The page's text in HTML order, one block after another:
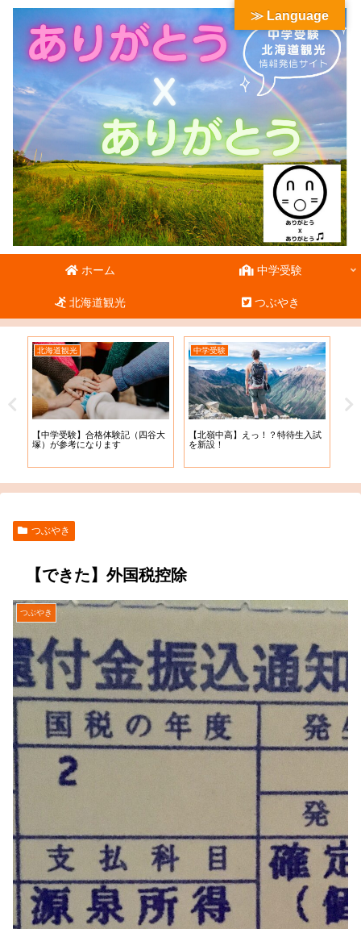
ホーム 中学受験
北海道観光 つぶやき
北海道観光
【中学受験】合格体験記（四谷大
塚）が参考になります
中学受験
【北嶺中高】えっ！？特待生入試
を新設！
つぶやき
【できた】外国税控除
つぶやき
≫ Language